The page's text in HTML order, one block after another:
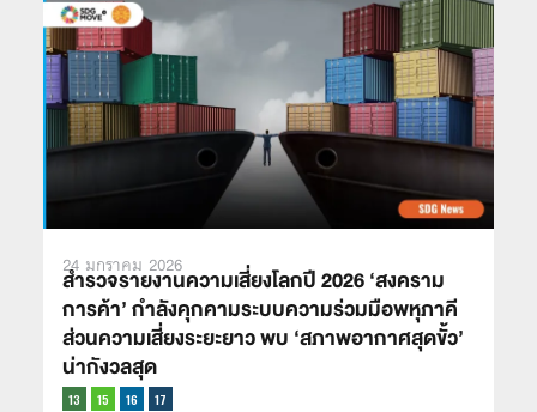
24 มกราคม 2026
สำรวจรายงานความเสี่ยงโลกปี 2026 ‘สงคราม
การค้า’ กำลังคุกคามระบบความร่วมมือพหุภาคี
ส่วนความเสี่ยงระยะยาว พบ ‘สภาพอากาศสุดขั้ว’
น่ากังวลสุด